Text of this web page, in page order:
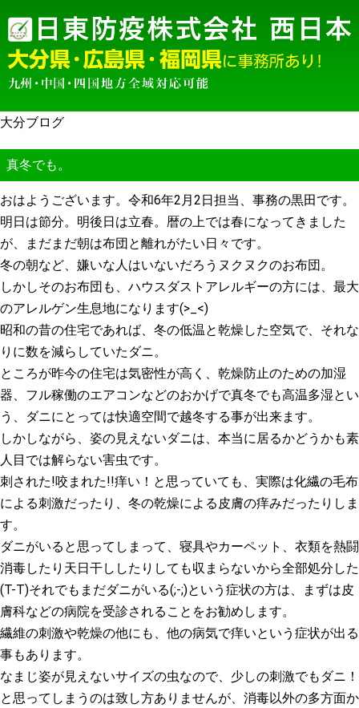
大分ブログ
真冬でも。
おはようございます。令和6年2月2日担当、事務の黒田です。
明日は節分。明後日は立春。暦の上では春になってきました
が、まだまだ朝は布団と離れがたい日々です。
冬の朝など、嫌いな人はいないだろうヌクヌクのお布団。
しかしそのお布団も、ハウスダストアレルギーの方には、最大
のアレルゲン生息地になります(>_<)
昭和の昔の住宅であれば、冬の低温と乾燥した空気で、それな
りに数を減らしていたダニ。
ところが昨今の住宅は気密性が高く、乾燥防止のための加湿
器、フル稼働のエアコンなどのおかげで真冬でも高温多湿とい
う、ダニにとっては快適空間で越冬する事が出来ます。
しかしながら、姿の見えないダニは、本当に居るかどうかも素
人目では解らない害虫です。
刺された!咬まれた!!痒い！と思っていても、実際は化繊の毛布
による刺激だったり、冬の乾燥による皮膚の痒みだったりしま
す。
ダニがいると思ってしまって、寝具やカーペット、衣類を熱闘
消毒したり天日干ししたりしても収まらないから全部処分した
(T-T)それでもまだダニがいる(;-;)という症状の方は、まずは皮
膚科などの病院を受診されることをお勧めします。
繊維の刺激や乾燥の他にも、他の病気で痒いという症状が出る
事もあります。
なまじ姿が見えないサイズの虫なので、少しの刺激でもダニ！
と思ってしまうのは致し方ありませんが、消毒以外の多方面か